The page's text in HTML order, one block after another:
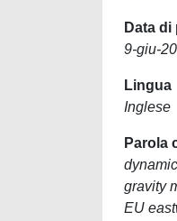
Data
9-giu-
Lingua
Inglese
Parola
gravity
EU